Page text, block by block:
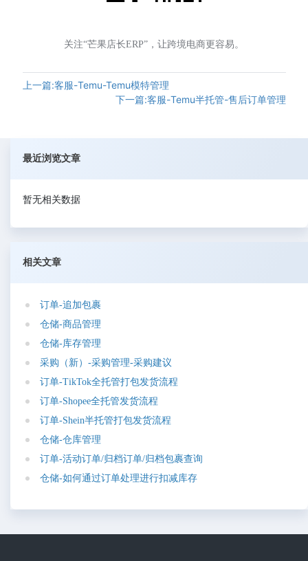
关注“芒果店长ERP”，让跨境电商更容易。
上一篇:客服-Temu-Temu模特管理
下一篇:客服-Temu半托管-售后订单管理
最近浏览文章
暂无相关数据
相关文章
订单-追 加包裹
仓储-商品管理
仓储- 库存管理
采购 （ 新）-采购管理-采购建议
订单-TikTok全托管打包发货流程
订单-Shopee全托管发货流程
订单-Shein半托管打包发货流程
仓储-仓 库管理
订单-活动订单/归档订单/归档包裹查询
仓储-如何通过订单处理进行扣减 库存